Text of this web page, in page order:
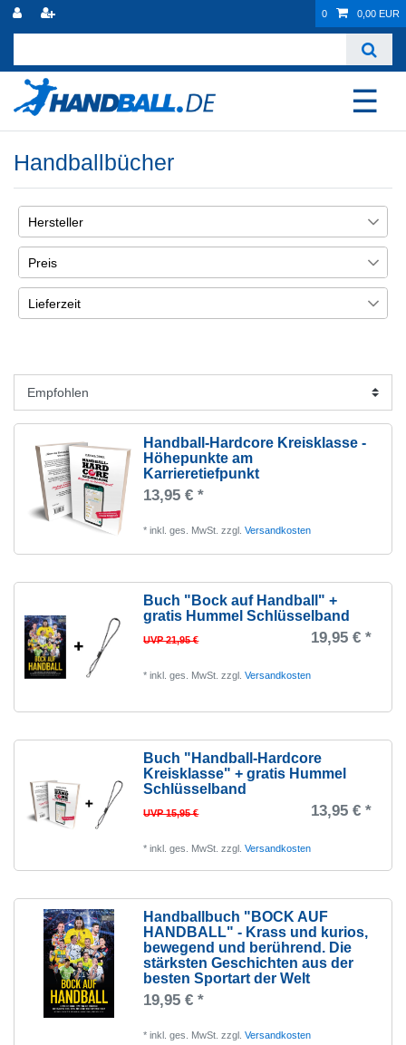
0 0,00 EUR
☰
Handballbücher
Hersteller
HANDBALL.DE
Preis
€ ― €
Lieferzeit
Handball-Hardcore Kreisklasse -
Höhepunkte am
Karrieretiefpunkt
13,95 € *
*inkl. ges. MwSt. zzgl.Versandkosten
Buch "Bock auf Handball" +
gratis Hummel Schlüsselband
UVP 21,95 € 19,95 € *
*inkl. ges. MwSt. zzgl.Versandkosten
Buch "Handball-Hardcore
Kreisklasse" + gratis Hummel
Schlüsselband
UVP 15,95 € 13,95 € *
*inkl. ges. MwSt. zzgl.Versandkosten
Handballbuch "BOCK AUF
HANDBALL" - Krass und kurios,
bewegend und berührend. Die
stärksten Geschichten aus der
besten Sportart der Welt
19,95 € *
*inkl. ges. MwSt. zzgl.Versandkosten